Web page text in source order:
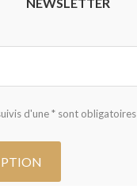
d'une * sont obligatoires